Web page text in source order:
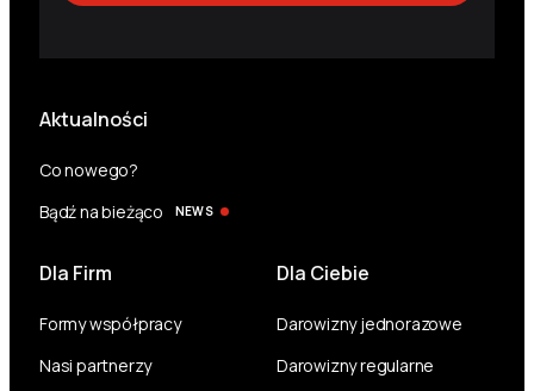
Aktualności
Co nowego?
Bądź na bieżąco
NEWS
Dla Firm
Formy współpracy
Nasi partnerzy
Dla Ciebie
Darowizny jednorazowe
Darowizny regularne